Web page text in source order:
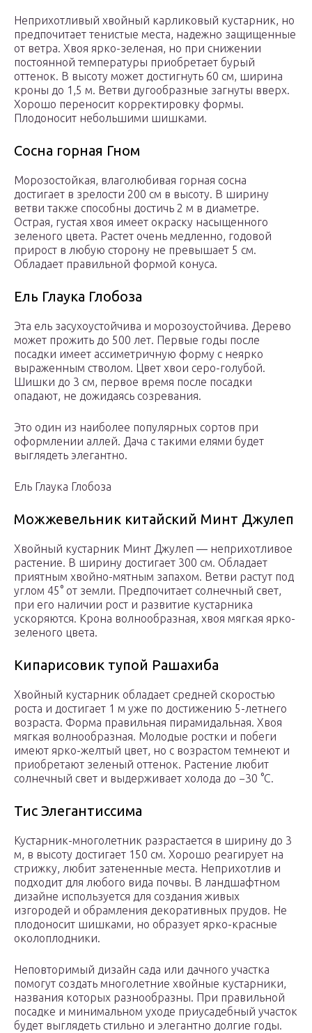
Неприхотливый хвойный карликовый кустарник, но
предпочитает тенистые места, надежно защищенные
от ветра. Хвоя ярко-зеленая, но при снижении
постоянной температуры приобретает бурый
оттенок. В высоту может достигнуть 60 см, ширина
кроны до 1,5 м. Ветви дугообразные загнуты вверх.
Хорошо переносит корректировку формы.
Плодоносит небольшими шишками.
Сосна горная Гном
Морозостойкая, влаголюбивая горная сосна
достигает в зрелости 200 см в высоту. В ширину
ветви также способны достичь 2 м в диаметре.
Острая, густая хвоя имеет окраску насыщенного
зеленого цвета. Растет очень медленно, годовой
прирост в любую сторону не превышает 5 см.
Обладает правильной формой конуса.
Ель Глаука Глобоза
Эта ель засухоустойчива и морозоустойчива. Дерево
может прожить до 500 лет. Первые годы после
посадки имеет ассиметричную форму с неярко
выраженным стволом. Цвет хвои серо-голубой.
Шишки до 3 см, первое время после посадки
опадают, не дожидаясь созревания.
Это один из наиболее популярных сортов при
оформлении аллей. Дача с такими елями будет
выглядеть элегантно.
Ель Глаука Глобоза
Можжевельник китайский Минт Джулеп
Хвойный кустарник Минт Джулеп — неприхотливое
растение. В ширину достигает 300 см. Обладает
приятным хвойно-мятным запахом. Ветви растут под
углом 45° от земли. Предпочитает солнечный свет,
при его наличии рост и развитие кустарника
ускоряются. Крона волнообразная, хвоя мягкая ярко-
зеленого цвета.
Кипарисовик тупой Рашахиба
Хвойный кустарник обладает средней скоростью
роста и достигает 1 м уже по достижению 5-летнего
возраста. Форма правильная пирамидальная. Хвоя
мягкая волнообразная. Молодые ростки и побеги
имеют ярко-желтый цвет, но с возрастом темнеют и
приобретают зеленый оттенок. Растение любит
солнечный свет и выдерживает холода до −30 °С.
Тис Элегантиссима
Кустарник-многолетник разрастается в ширину до 3
м, в высоту достигает 150 см. Хорошо реагирует на
стрижку, любит затененные места. Неприхотлив и
подходит для любого вида почвы. В ландшафтном
дизайне используется для создания живых
изгородей и обрамления декоративных прудов. Не
плодоносит шишками, но образует ярко-красные
околоплодники.
Неповторимый дизайн сада или дачного участка
помогут создать многолетние хвойные кустарники,
названия которых разнообразны. При правильной
посадке и минимальном уходе приусадебный участок
будет выглядеть стильно и элегантно долгие годы.